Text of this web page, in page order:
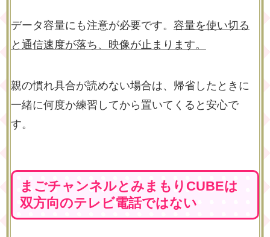
データ容量にも注意が必要です。 容量を使い切る
と通信速度が落ち、映像が止まります。
親の慣れ具合が読めない場合は、帰省したときに
一緒に何度か練習してから置いてくると安心で
す。
まごチャンネルとみまもりCUBEは
双方向のテレビ電話ではない